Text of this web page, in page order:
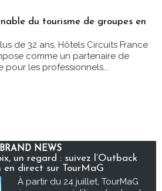
du tourisme de groupes en
de 32 ans, Hôtels Circuits France
comme un partenaire de
pour les professionnels...
BRAND NEWS
un regard : suivez l’Outback
en direct sur TourMaG
À partir du 24 juillet, TourMaG